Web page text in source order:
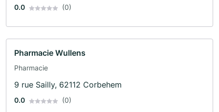
0.0 (0)
Pharmacie Wullens
Pharmacie
9 rue Sailly, 62112 Corbehem
0.0 (0)